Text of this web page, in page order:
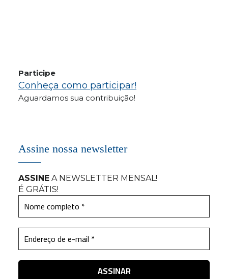
Participe
Conheça como participar!
Aguardamos sua contribuição!
Assine nossa newsletter
ASSINE A NEWSLETTER MENSAL!
É GRÁTIS!